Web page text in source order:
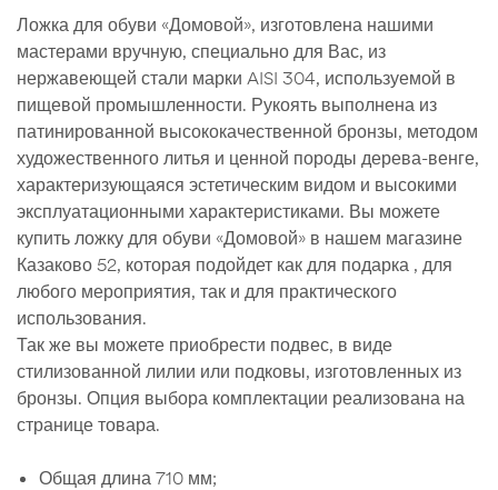
Ложка для обуви «Домовой», изготовлена нашими
мастерами вручную, специально для Вас, из
нержавеющей стали марки AISI 304, используемой в
пищевой промышленности. Рукоять выполнена из
патинированной высококачественной бронзы, методом
художественного литья и ценной породы дерева-венге,
характеризующаяся эстетическим видом и высокими
эксплуатационными характеристиками. Вы можете
купить ложку для обуви «Домовой» в нашем магазине
Казаково 52, которая подойдет как для подарка , для
любого мероприятия, так и для практического
использования.
Так же вы можете приобрести подвес, в виде
стилизованной лилии или подковы, изготовленных из
бронзы. Опция выбора комплектации реализована на
странице товара.
Общая длина 710 мм;